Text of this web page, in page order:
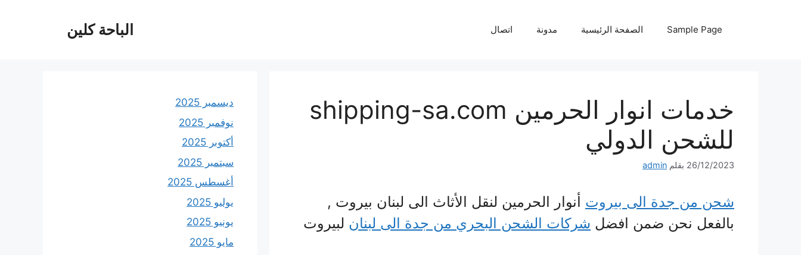
الباحة كلين Sample Page الصفحة الرئيسية مدونة اتصال
خدمات انوار الحرمين shipping-sa.com
للشحن الدولي
26/12/2023 بقلم admin
شحن من جدة الى بيروت أنوار الحرمين لنقل الأثاث الى لبنان بيروت ,
بالفعل نحن ضمن افضل شركات الشحن البحري من جدة الى لبنان لبيروت
ديسمبر 2025
نوفمبر 2025
أكتوبر 2025
سبتمبر 2025
أغسطس 2025
يوليو 2025
يونيو 2025
مايو 2025